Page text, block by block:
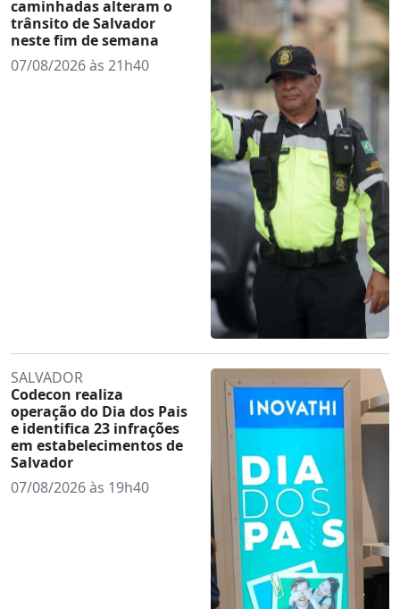
caminhadas alteram o
trânsito de Salvador
neste fim de semana
07/08/2026 às 21h40
SALVADOR
Codecon realiza
operação do Dia dos Pais
e identifica 23 infrações
em estabelecimentos de
Salvador
07/08/2026 às 19h40